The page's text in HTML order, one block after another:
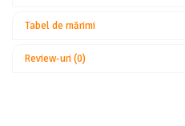
Tabel de mărimi
Review-uri(0)